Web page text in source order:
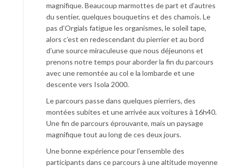
magnifique. Beaucoup marmottes de part et d’autres
du sentier, quelques bouquetins et des chamois. Le
pas d’Orgials fatigue les organismes, le soleil tape,
alors c’est en redescendant du pierrier et au bord
d’une source miraculeuse que nous déjeunons et
prenons notre temps pour aborder la fin du parcours
avec une remontée au col e la lombarde et une
descente vers Isola 2000.
Le parcours passe dans quelques pierriers, des
montées subites et une arrivée aux voitures à 16h40.
Une fin de parcours éprouvante, mais un paysage
magnifique tout au long de ces deux jours.
Une bonne expérience pour l’ensemble des
participants dans ce parcours à une altitude moyenne